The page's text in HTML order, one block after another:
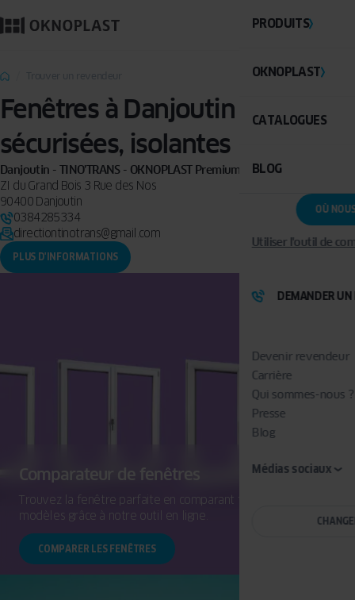
PRODUITS
OKNOPLAST
CATALOGUES
BLOG
OÙ
Utiliser l'outil de
DEMANDER UN
Devenir revendeur
Carrière
Qui sommes-nous ?
Presse
Blog
Médias sociaux
Fenêtres à Danjoutin : PVC,
sécurisées, isolantes
Danjoutin - TINO’TRANS - OKNOPLAST Premium
ZI du Grand Bois 3 Rue des Nos
90400 Danjoutin
0384285334
directiontinotrans@gmail.com
PLUS D'INFORMATIONS
Comparateur de fenêtres
Trouvez la fenêtre parfaite en comparant facilement les
modèles grâce à notre outil en ligne.
COMPARER LES FENÊTRES